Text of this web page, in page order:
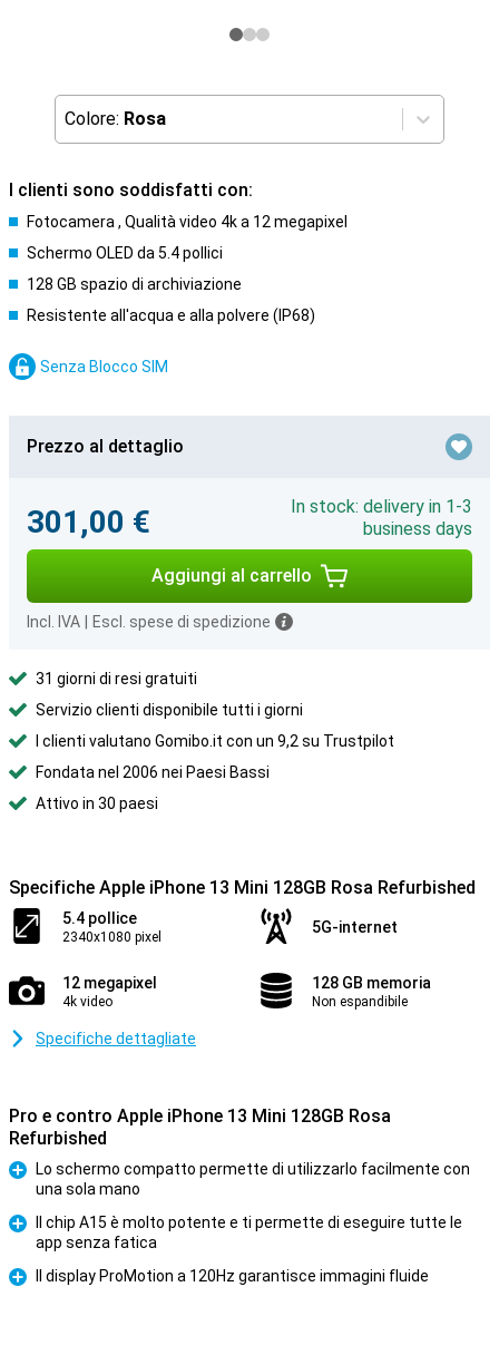
Colore: Rosa
I clienti sono soddisfatti con:
Fotocamera , Qualità video 4k a 12 megapixel
Schermo OLED da 5.4 pollici
128 GB spazio di archiviazione
Resistente all'acqua e alla polvere (IP68)
Senza Blocco SIM
Prezzo al dettaglio
301,00 €
In stock: delivery in 1-3
business days
Aggiungi al carrello
Incl. IVA Escl. spese di spedizione
31 giorni di resi gratuiti
Servizio clienti disponibile tutti i giorni
I clienti valutano Gomibo.it con un 9,2 su Trustpilot
Fondata nel 2006 nei Paesi Bassi
Attivo in 30 paesi
Specifiche Apple iPhone 13 Mini 128GB Rosa Refurbished
5.4 pollice
2340x1080 pixel
5G-internet
12 megapixel
4k video
128 GB memoria
Non espandibile
Specifiche dettagliate
Pro e contro Apple iPhone 13 Mini 128GB Rosa
Refurbished
Lo schermo compatto permette di utilizzarlo facilmente con
una sola mano
Il chip A15 è molto potente e ti permette di eseguire tutte le
app senza fatica
Pro
Il display ProMotion a 120Hz garantisce immagini fluide